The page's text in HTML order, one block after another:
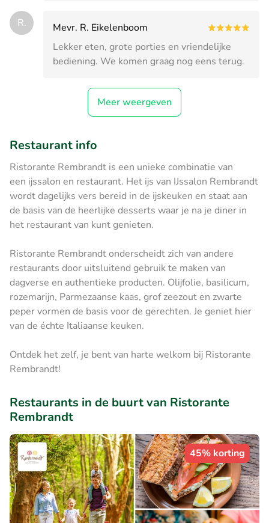
R.
Mevr. R. Eikelenboom
Lekker eten, grote porties en vriendelijke
bediening. We komen graag nog eens terug.
Meer weergeven
Restaurant info
Ristorante Rembrandt is een unieke combinatie van
een ijssalon en restaurant. Het ijs van IJssalon Rembrandt
wordt dagelijks vers bereid in de ijskeuken en staat aan
de basis van de heerlijke desserts waar je na je diner in
het restaurant van kunt genieten.
Ristorante Rembrandt onderscheidt zich van andere
restaurants door uitsluitend gebruik te maken van
dagverse en authentieke producten. Olijfolie, basilicum,
rozemarijn, Parmezaanse kaas, grof zeezout en zwarte
peper vormen de basis voor de gerechten. Je geniet hier
van de échte Italiaanse keuken.
Ontdek het zelf, je bent van harte welkom bij Ristorante
Rembrandt!
Restaurants in de buurt van Ristorante
Rembrandt
45% korting